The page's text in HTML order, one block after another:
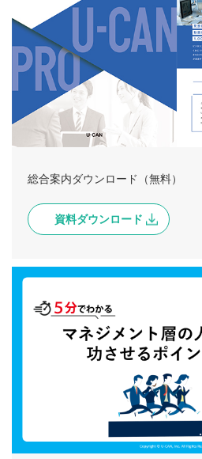
総合案内ダウンロード（無料）
資料ダウンロード